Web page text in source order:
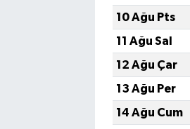
10 Ağu Pts
11 Ağu Sal
12 Ağu Çar
13 Ağu Per
14 Ağu Cum